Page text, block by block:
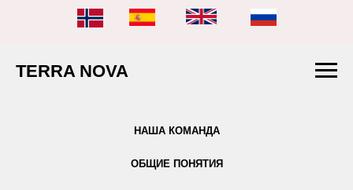
TERRA NOVA
НАША КОМАНДА
ОБЩИЕ ПОНЯТИЯ